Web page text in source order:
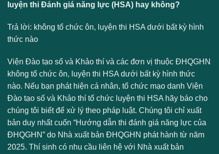
luyện thi Đánh giá năng lực (HSA) hay không?
Trả lời: không tổ chức ôn, luyện thi HSA dưới bất kỳ hình
thức nào
Viện Đào tạo số và Khảo thí và các đơn vị thuộc ĐHQGHN
không tổ chức ôn, luyện thi HSA dưới bất kỳ hình thức
nào. Nếu bạn phát hiện cá nhân, tổ chức mạo danh Viện
Đào tạo số và Khảo thí tổ chức luyện thi HSA hãy báo cho
chúng tôi biết để xử lý theo pháp luật. Chúng tôi chỉ xuất
bản duy nhất cuốn “Hướng dẫn thi đánh giá năng lực của
ĐHQGHN” do Nhà xuất bản ĐHQGHN phát hành từ năm
2025. Thí sinh có nhu cầu liên hệ với Nhà xuất bản